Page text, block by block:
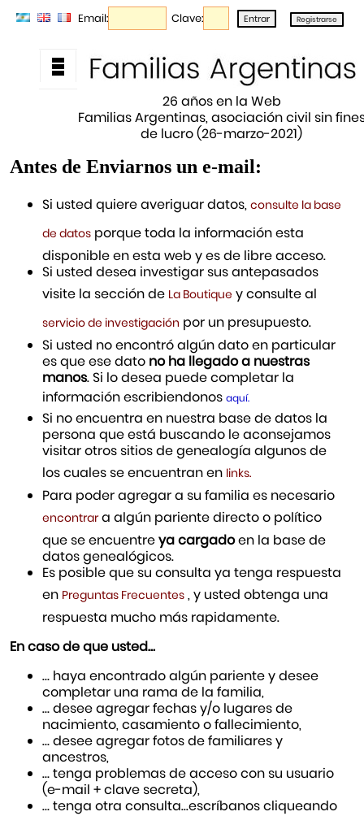
Email: Clave:
26 años en la Web
Familias Argentinas, asociación civil sin
de lucro (26-marzo-2021)
Antes de Enviarnos un e-mail:
Si usted quiere averiguar datos, consulte la base
de datos porque toda la información esta
disponible en esta web y es de libre acceso.
Si usted desea investigar sus antepasados
visite la sección de La Boutique y consulte al
servicio de investigación por un presupuesto.
Si usted no encontró algún dato en particular
es que ese dato no ha llegado a nuestras
manos. Si lo desea puede completar la
información escribiendonos aquí.
Si no encuentra en nuestra base de datos la
persona que está buscando le aconsejamos
visitar otros sitios de genealogía algunos de
los cuales se encuentran en links.
Para poder agregar a su familia es necesario
encontrara algún pariente directo o político
que se encuentreya cargadoen la base de
datos genealógicos.
Es posible que su consulta ya tenga respuesta
en Preguntas Frecuentes , y usted obtenga una
respuesta mucho más rapidamente.
En caso de que usted…
… haya encontrado algún pariente y desee
completar una rama de la familia,
… desee agregar fechas y/o lugares de
nacimiento, casamiento o fallecimiento,
… desee agregar fotos de familiares y
ancestros,
… tenga problemas de acceso con su usuario
(e-mail + clave secreta),
… tenga otra consulta...escríbanos cliqueando